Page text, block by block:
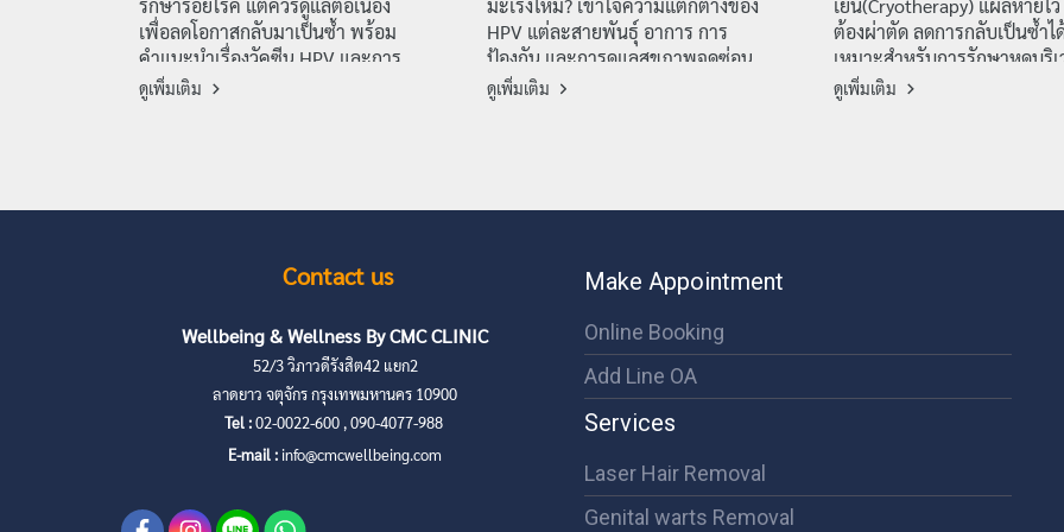
รักษารอยโรค แต่ควรดูแลต่อเนื่อง
เพื่อลดโอกาสกลับมาเป็นซ้ำ พร้อม
คำแนะนำเรื่องวัคซีน HPV และการ
ติดตามอาการโดย CMC Wellness
ดูเพิ่มเติม
มะเร็งไหม? เข้าใจความแตกต่างของ
HPV แต่ละสายพันธุ์ อาการ การ
ป้องกัน และการดูแลสุขภาพจุดซ่อน
เร้น โดยหมอพลอย CMC Wellness
ดูเพิ่มเติม
เย็น(Cryotherapy) แผลหายไว
ต้องผ่าตัด ลดการกลับเป็นซ้ำไ
เหมาะสำหรับการรักษาหูดบริ
ซ่อนเร้นโดยเฉพาะ
ดูเพิ่มเติม
Contact us
Wellbeing & Wellness By CMC CLINIC
52/3 วิภาวดีรังสิต42 แยก2
ลาดยาว จตุจักร กรุงเทพมหานคร 10900
Tel :02-0022-600 , 090-4077-988
E-mail : info@cmcwellbeing.com
Make Appointment
Online Booking
Add Line OA
Services
Laser Hair Removal
Genital warts Removal